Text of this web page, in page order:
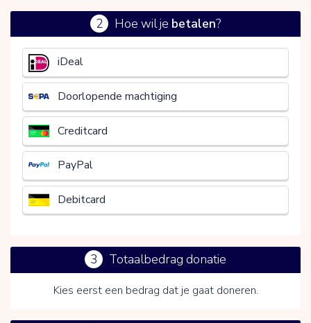
€
2 Hoe wil je betalen?
iDeal
Doorlopende machtiging
Creditcard
PayPal
Debitcard
3 Totaalbedrag donatie
Kies eerst een bedrag dat je gaat doneren.